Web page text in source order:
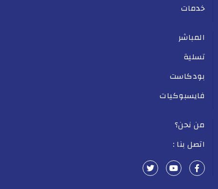
خدمات
المباشر
تسلية
بودكاست
فايسبوكيات
من نحن؟
اتصل بنا :